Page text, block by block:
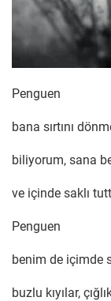
Penguen
bana sırtını
biliyorum, sana
ve içinde saklı
Penguen
benim de içimde
buzlu kıyılar,